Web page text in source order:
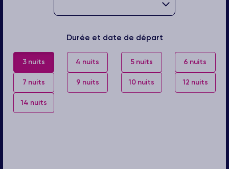
Durée et date de départ
3 nuits 4 nuits 5 nuits 6 nuits
7 nuits 9 nuits 10 nuits 12 nuits
14 nuits